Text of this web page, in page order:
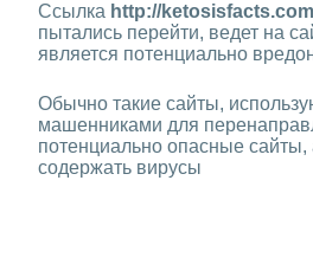
Ссылка http://ketosisfacts.com
пытались перейти, ведет на
является потенциально
Обычно такие сайты,
машенниками для
потенциально опасные сайты,
содержать вирусы